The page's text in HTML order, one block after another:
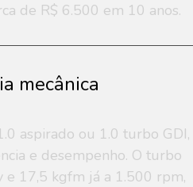
de R$ 6.500 em 10 anos.
mecânica
aspirado ou 1.0 turbo GDI,
e desempenho. O turbo
e 17,5 kgfm já a 1.500 rpm,